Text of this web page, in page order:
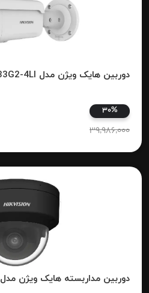
دوربین هایک ویژن مدل DS-2CD2T83G2-4LI
30%
39,986,000
دوربین مداربسته هایک ویژن مدل DS-2CD3183G2-ISU